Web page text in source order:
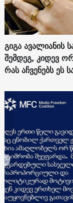
გიგა ავალიანის
შემდეგ, კიდევ
რას აჩვენებს ეს